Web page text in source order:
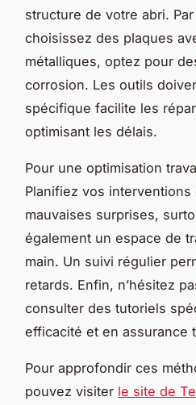
structure de votre abri.
choisissez des plaques
métalliques, optez pour
corrosion. Les outils
spécifique facilite les
optimisant les délais.
Pour une optimisation
Planifiez vos
mauvaises surprises,
également un espace de
main. Un suivi régulier
retards. Enfin, n’hésitez
consulter des tutoriels
efficacité et en assurance
Pour approfondir ces
pouvez visiter le site de